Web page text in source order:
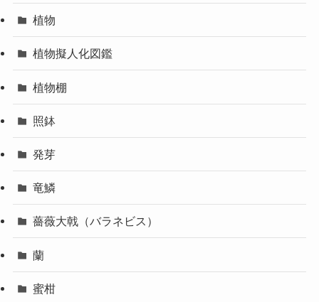
植物
植物擬人化図鑑
植物棚
照鉢
発芽
竜鱗
薔薇大戟（バラネビス）
蘭
蜜柑